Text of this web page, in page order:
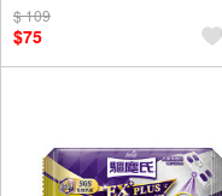
$ 109
$75